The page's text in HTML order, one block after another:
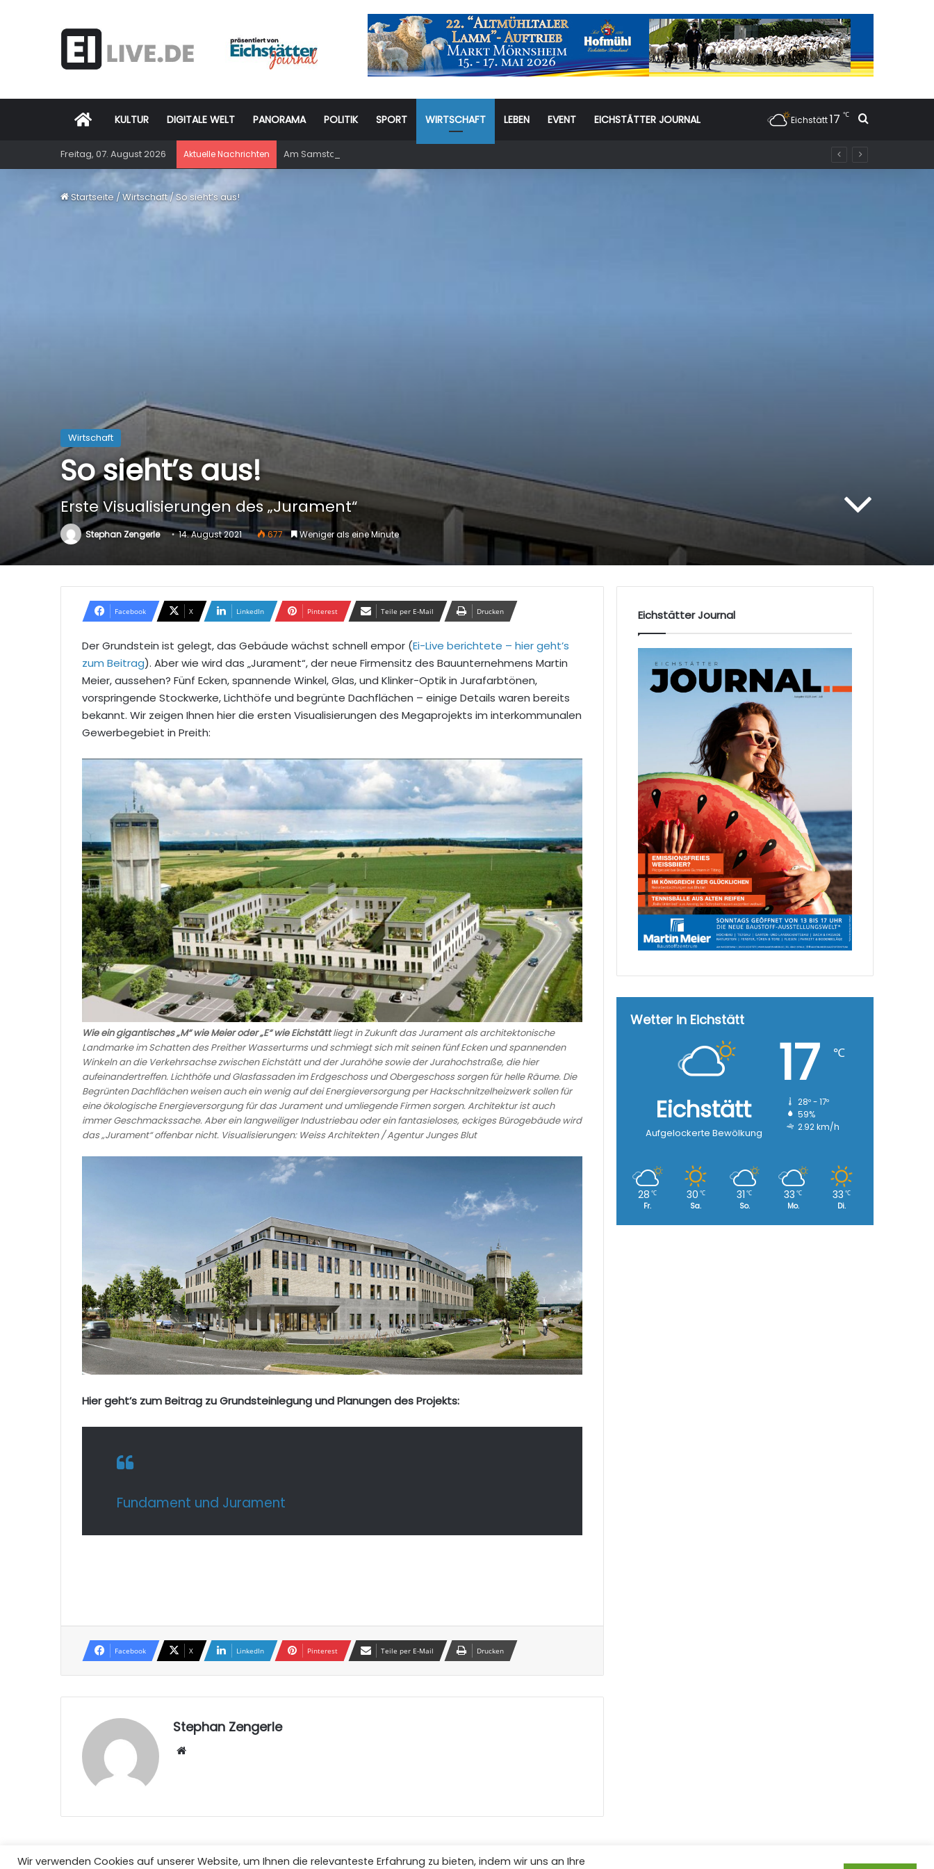
Startseite
KULTUR DIGITALE WELT PANORAMA POLITIK SPORT WIRTSCHAFT LEBEN EVENT EICHSTÄTTER JOURNAL Eichstätt17 ℃ Suchen
Freitag, 07. August 2026 Aktuelle Nachrichten Am Samstag: 6. Eichstätter Kinder- und Jugendtag – für ganze Familie
Startseite /Wirtschaft/So sieht’s aus!
Wirtschaft
So sieht’s aus!
Erste Visualisierungen des „Jurament“
Stephan Zengerle 14. August 2021 677 Weniger als eine Minute
Facebook X LinkedIn Pinterest Teile per E-Mail Drucken
Der Grundstein ist gelegt, das Gebäude wächst schnell empor (Ei-Live berichtete – hier geht’s
zum Beitrag). Aber wie wird das „Jurament“, der neue Firmensitz des Bauunternehmens Martin
Meier, aussehen? Fünf Ecken, spannende Winkel, Glas, und Klinker-Optik in Jurafarbtönen,
vorspringende Stockwerke, Lichthöfe und begrünte Dachflächen – einige Details waren bereits
bekannt. Wir zeigen Ihnen hier die ersten Visualisierungen des Megaprojekts im interkommunalen
Gewerbegebiet in Preith:
Wie ein gigantisches „M“ wie Meier oder „E“ wie Eichstättliegt in Zukunft das Jurament als architektonische
Landmarke im Schatten des Preither Wasserturms und schmiegt sich mit seinen fünf Ecken und spannenden
Winkeln an die Verkehrsachse zwischen Eichstätt und der Jurahöhe sowie der Jurahochstraße, die hier
aufeinandertreffen. Lichthöfe und Glasfassaden im Erdgeschoss und Obergeschoss sorgen für helle Räume. Die
Begrünten Dachflächen weisen auch ein wenig auf dei Energieversorgung per Hackschnitzelheizwerk sollen für
eine ökologische Energieversorgung für das Jurament und umliegende Firmen sorgen. Architektur ist auch
immer Geschmackssache. Aber ein langweiliger Industriebau oder ein fantasieloses, eckiges Bürogebäude wird
das „Jurament“ offenbar nicht. Visualisierungen: Weiss Architekten / Agentur Junges Blut
Hier geht’s zum Beitrag zu Grundsteinlegung und Planungen des Projekts:
Fundament und Jurament
Facebook X LinkedIn Pinterest Teile per E-Mail Drucken
Stephan Zengerle
Eichstätter Journal
Wetter in Eichstätt
Eichstätt
Aufgelockerte Bewölkung
17 ℃
28º - 17º
59%
2.92 km/h
28 ℃
Fr.
30 ℃
Sa.
31 ℃
So.
33 ℃
Mo.
33 ℃
Di.
Wir verwenden Cookies auf unserer Website, um Ihnen die relevanteste Erfahrung zu bieten, indem wir uns an Ihre